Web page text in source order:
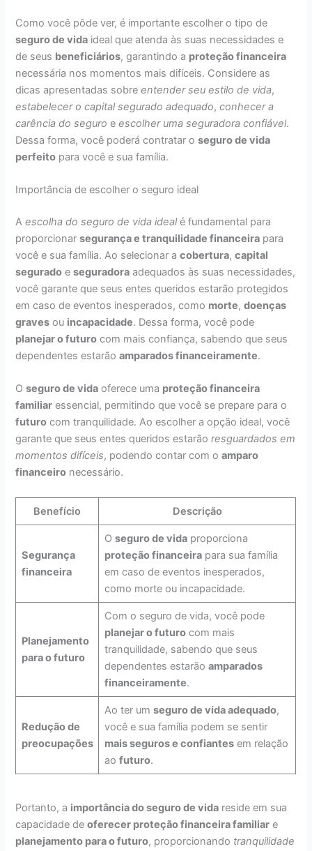
Como você pôde ver, é importante escolher o tipo de
seguro de vida ideal que atenda às suas necessidades e
de seus beneficiários, garantindo a proteção financeira
necessária nos momentos mais difíceis. Considere as
dicas apresentadas sobreentender seu estilo de vida,
estabelecer o capital segurado adequado,conhecer a
carência do seguro eescolher uma seguradora confiável.
Dessa forma, você poderá contratar oseguro de vida
perfeito para você e sua família.
Importância de escolher o seguro ideal
Aescolha do seguro de vida idealé fundamental para
proporcionarsegurança e tranquilidade financeira para
você e sua família. Ao selecionar acobertura,capital
segurado eseguradora adequados às suas necessidades,
você garante que seus entes queridos estarão protegidos
em caso de eventos inesperados, como morte,doenças
graves ou incapacidade. Dessa forma, você pode
planejar o futuro com mais confiança, sabendo que seus
dependentes estarãoamparados financeiramente.
Oseguro de vida oferece uma proteção financeira
familiar essencial, permitindo que você se prepare para o
futuro com tranquilidade. Ao escolher a opção ideal, você
garante que seus entes queridos estarãoresguardados em
momentos difíceis, podendo contar com oamparo
financeiro necessário.
Benefício Descrição
Segurança
financeira
O seguro de vidaproporciona
proteção financeirapara sua família
em caso de eventos inesperados,
como morte ou incapacidade.
Planejamento
para o futuro
Com o seguro de vida, você pode
planejar o futurocom mais
tranquilidade, sabendo que seus
dependentes estarão amparados
financeiramente.
Redução de
preocupações
Ao ter um seguro de vida adequado,
você e sua família podem se sentir
mais seguros e confiantesem relação
ao futuro.
Portanto, a importância do seguro de vida reside em sua
capacidade deoferecer proteção financeira familiar e
planejamento para o futuro, proporcionando tranquilidade